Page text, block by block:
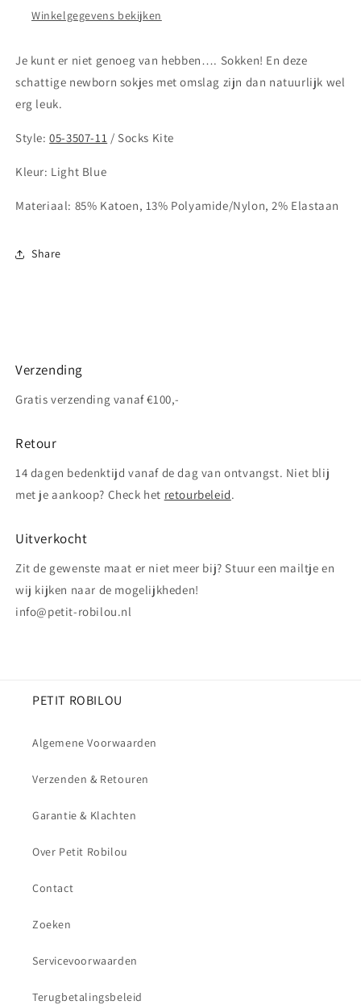
Winkelgegevens bekijken
Je kunt er niet genoeg van hebben…. Sokken! En deze
schattige newborn sokjes met omslag zijn dan natuurlijk wel
erg leuk.
Style:05-3507-11 / Socks Kite
Kleur: Light Blue
Materiaal: 85% Katoen, 13% Polyamide/Nylon,2% Elastaan
Share
Verzending
Gratis verzending vanaf €100,-
Retour
14 dagen bedenktijd vanaf de dag van ontvangst. Niet blij
met je aankoop? Check het retourbeleid.
Uitverkocht
Zit de gewenste maat er niet meer bij? Stuur een mailtje en
wij kijken naar de mogelijkheden!
info@petit-robilou.nl
PETIT ROBILOU
Algemene Voorwaarden
Verzenden & Retouren
Garantie & Klachten
Over Petit Robilou
Contact
Zoeken
Servicevoorwaarden
Terugbetalingsbeleid